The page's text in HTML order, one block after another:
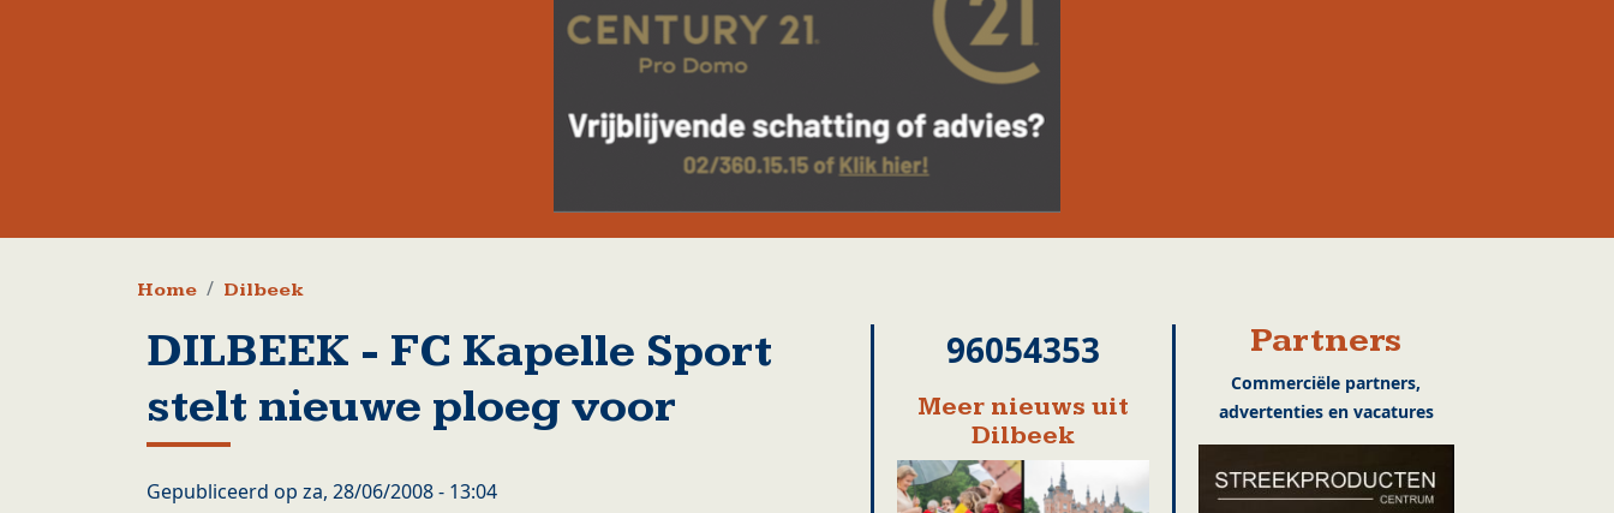
Kruimelpad
Home Dilbeek
DILBEEK - FC Kapelle Sport
stelt nieuwe ploeg voor
Gepubliceerd op za, 28/06/2008 - 13:04
96054353
Meer nieuws uit
Dilbeek
Partners
Commerciële partners,
advertenties en vacatures